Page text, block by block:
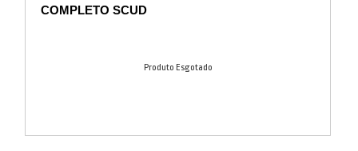
COMPLETO SCUD
Produto Esgotado